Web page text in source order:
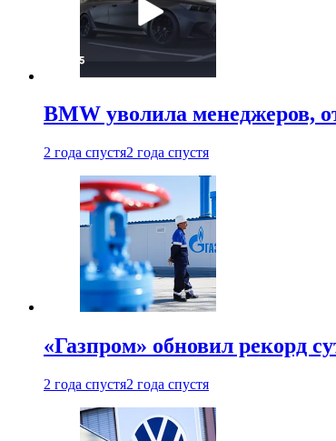
BMW уволила менеджеров,
2 года спустя2 года спустя
«Газпром» обновил рекорд
2 года спустя2 года спустя